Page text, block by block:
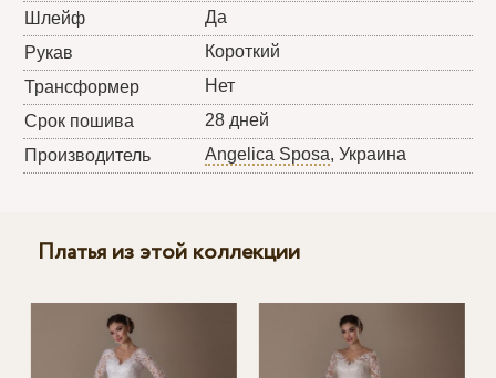
Шлейф
Да
Рукав
Короткий
Трансформер
Нет
Срок пошива
28 дней
Производитель
Angelica Sposa, Украина
Платья из этой коллекции